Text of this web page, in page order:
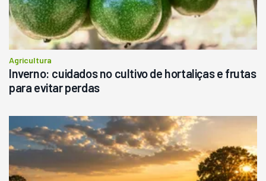
Agricultura
Inverno: cuidados no cultivo de hortaliças e frutas
para evitar perdas